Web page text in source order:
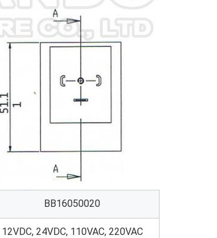
BB16050020
12VDC, 24VDC, 110VAC, 220VAC